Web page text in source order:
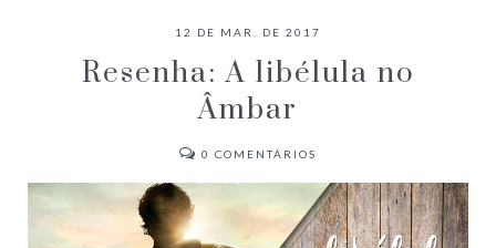
12 DE MAR. DE 2017
Resenha: A libélula no
Âmbar
0 COMENTÁRIOS